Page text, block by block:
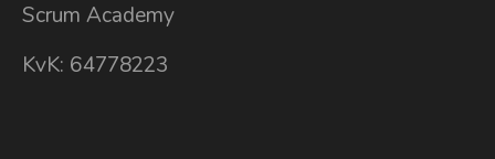
Scrum Academy
KvK: 64778223